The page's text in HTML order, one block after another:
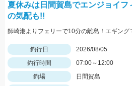
夏休みは日間賀島でエンジョイフ
の気配も!!
釣行日
2026/08/05
釣行時間
07:00～12:00
釣場
日間賀島